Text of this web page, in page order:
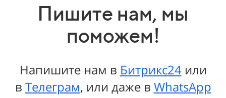
Пишите нам, мы
поможем!
Напишите нам в Битрикс24 или
в Телеграм, или даже в WhatsApp